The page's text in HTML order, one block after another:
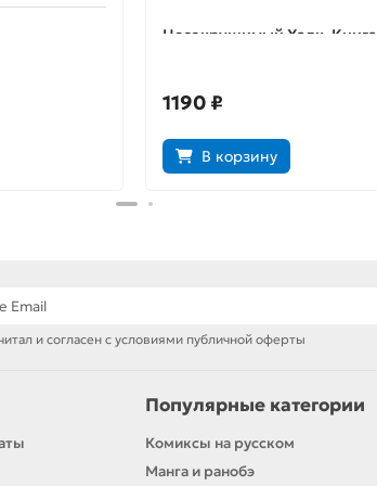
Несокрушимый Халк. Книга
1190 ₽
В корзину
и согласен с условиями публичной оферты
Популярные категории
Комиксы на русском
Манга и ранобэ